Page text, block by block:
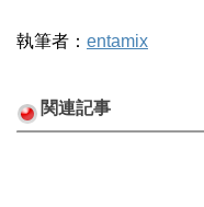
執筆者： entamix
関連記事